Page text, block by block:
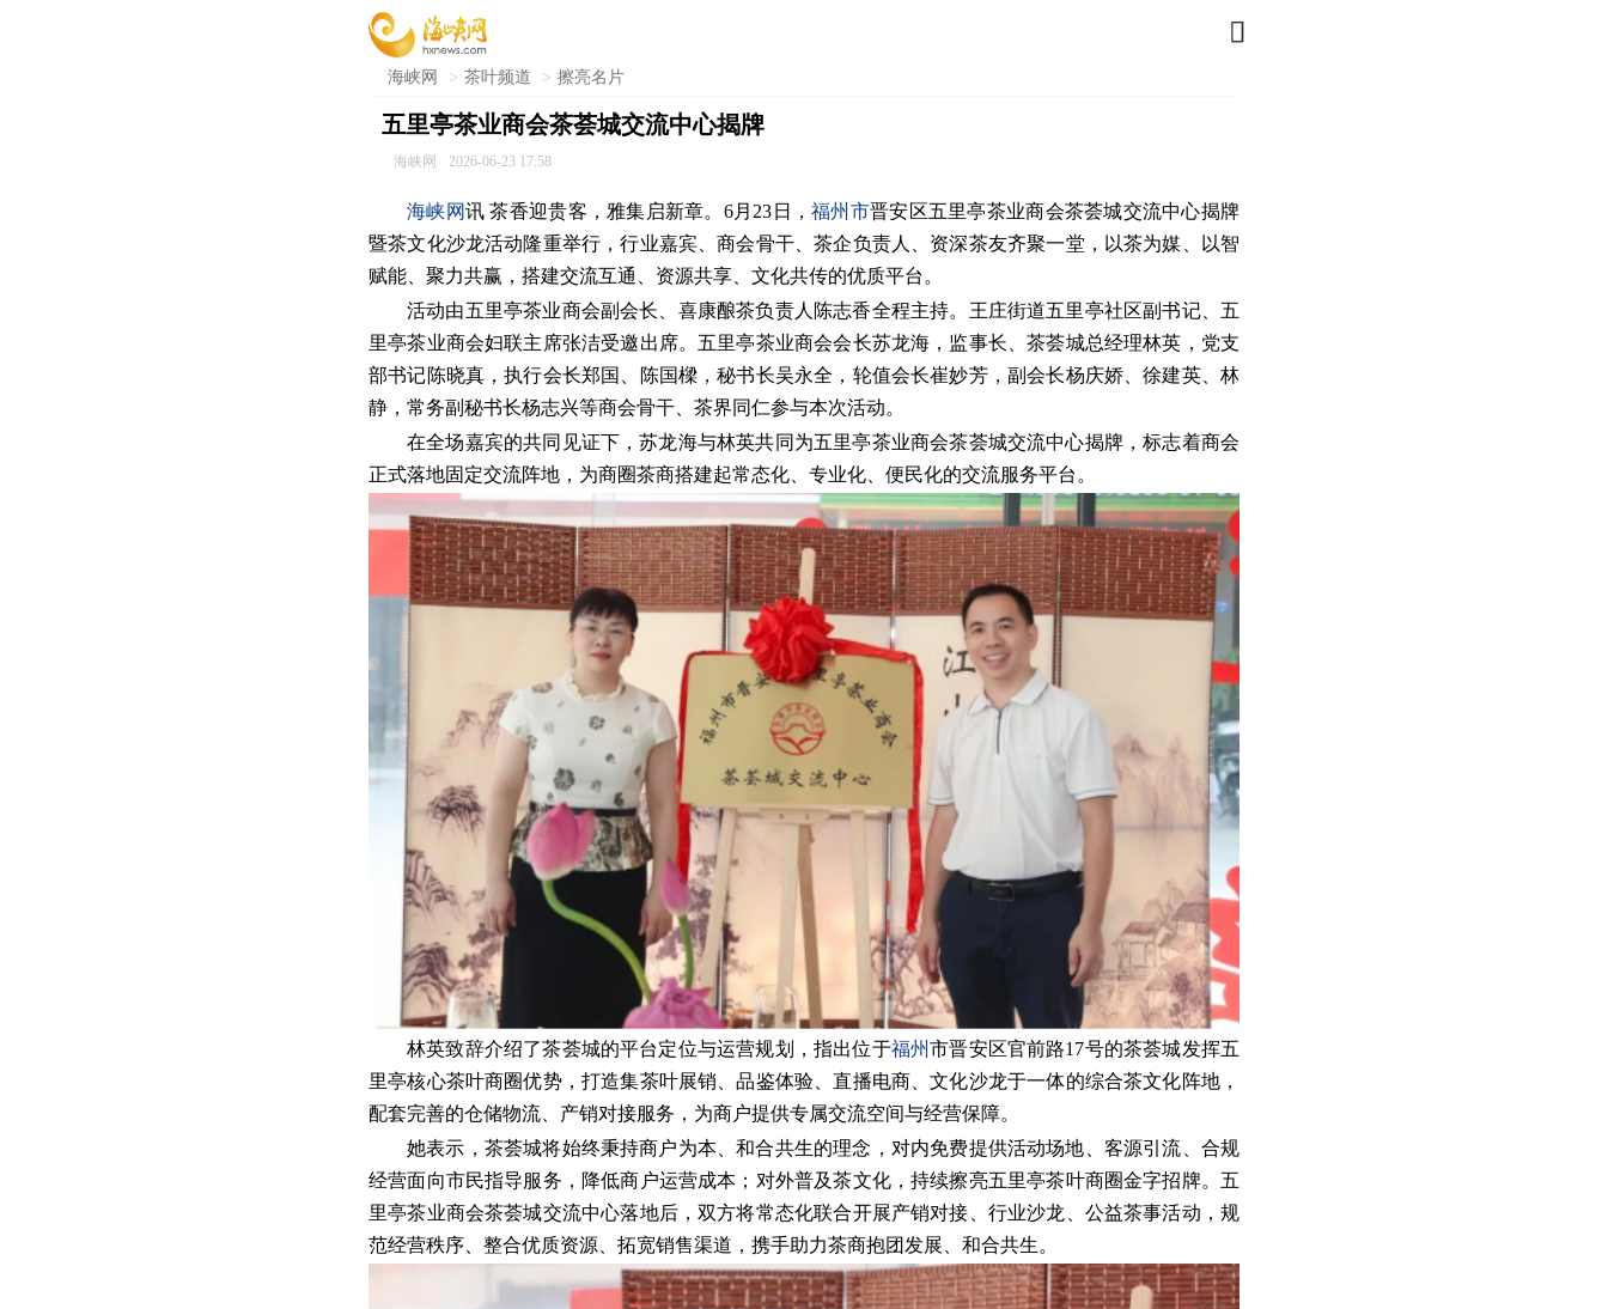

海峡网 > 茶叶频道 > 擦亮名片
五里亭茶业商会茶荟城交流中心揭牌
海峡网 2026-06-23 17:58
海峡网讯 茶香迎贵客，雅集启新章。6月23日，福州市晋安区五里亭茶业商会茶荟城交流中心揭牌
暨茶文化沙龙活动隆重举行，行业嘉宾、商会骨干、茶企负责人、资深茶友齐聚一堂，以茶为媒、以智
赋能、聚力共赢，搭建交流互通、资源共享、文化共传的优质平台。
活动由五里亭茶业商会副会长、喜康酿茶负责人陈志香全程主持。王庄街道五里亭社区副书记、五
里亭茶业商会妇联主席张洁受邀出席。五里亭茶业商会会长苏龙海，监事长、茶荟城总经理林英，党支
部书记陈晓真，执行会长郑国、陈国樑，秘书长吴永全，轮值会长崔妙芳，副会长杨庆娇、徐建英、林
静，常务副秘书长杨志兴等商会骨干、茶界同仁参与本次活动。
在全场嘉宾的共同见证下，苏龙海与林英共同为五里亭茶业商会茶荟城交流中心揭牌，标志着商会
正式落地固定交流阵地，为商圈茶商搭建起常态化、专业化、便民化的交流服务平台。
林英致辞介绍了茶荟城的平台定位与运营规划，指出位于福州市晋安区官前路17号的茶荟城发挥五
里亭核心茶叶商圈优势，打造集茶叶展销、品鉴体验、直播电商、文化沙龙于一体的综合茶文化阵地，
配套完善的仓储物流、产销对接服务，为商户提供专属交流空间与经营保障。
她表示，茶荟城将始终秉持商户为本、和合共生的理念，对内免费提供活动场地、客源引流、合规
经营面向市民指导服务，降低商户运营成本；对外普及茶文化，持续擦亮五里亭茶叶商圈金字招牌。五
里亭茶业商会茶荟城交流中心落地后，双方将常态化联合开展产销对接、行业沙龙、公益茶事活动，规
范经营秩序、整合优质资源、拓宽销售渠道，携手助力茶商抱团发展、和合共生。